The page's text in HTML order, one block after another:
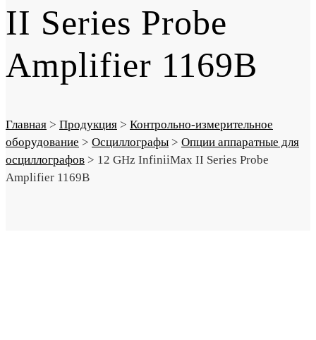
II Series Probe
Amplifier 1169B
Главная > Продукция > Контрольно-измерительное
оборудование > Осциллографы > Опции аппаратные для
осциллографов > 12 GHz InfiniiMax II Series Probe
Amplifier 1169B